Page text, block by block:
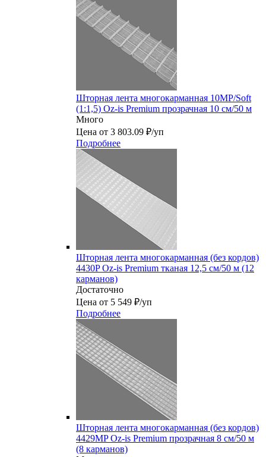
Шторная лента многокарманная 10MP/Soft
(1:1,5) Oz-is Premium прозрачная 10 см/50 м
Много
Цена от 3 803.09 ₽/уп
Подробнее
Шторная лента многокарманная (без кордов)
4430P Oz-is Premium тканая 12,5 см/50 м (12
карманов)
Достаточно
Цена от 5 549 ₽/уп
Подробнее
Шторная лента многокарманная (без кордов)
4429MP Oz-is Premium прозрачная 8 см/50 м
(8 карманов)